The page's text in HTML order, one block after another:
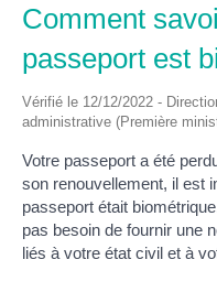
Comment
passeport est
Vérifié le 12/12/2022 -
administrative (Première
Votre passeport a été
son renouvellement, il est
passeport était
pas besoin de fournir une
liés à votre état civil et à